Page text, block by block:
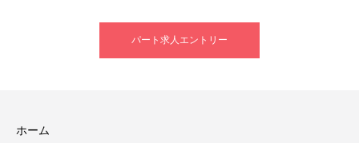
パート求人エントリー
ホーム